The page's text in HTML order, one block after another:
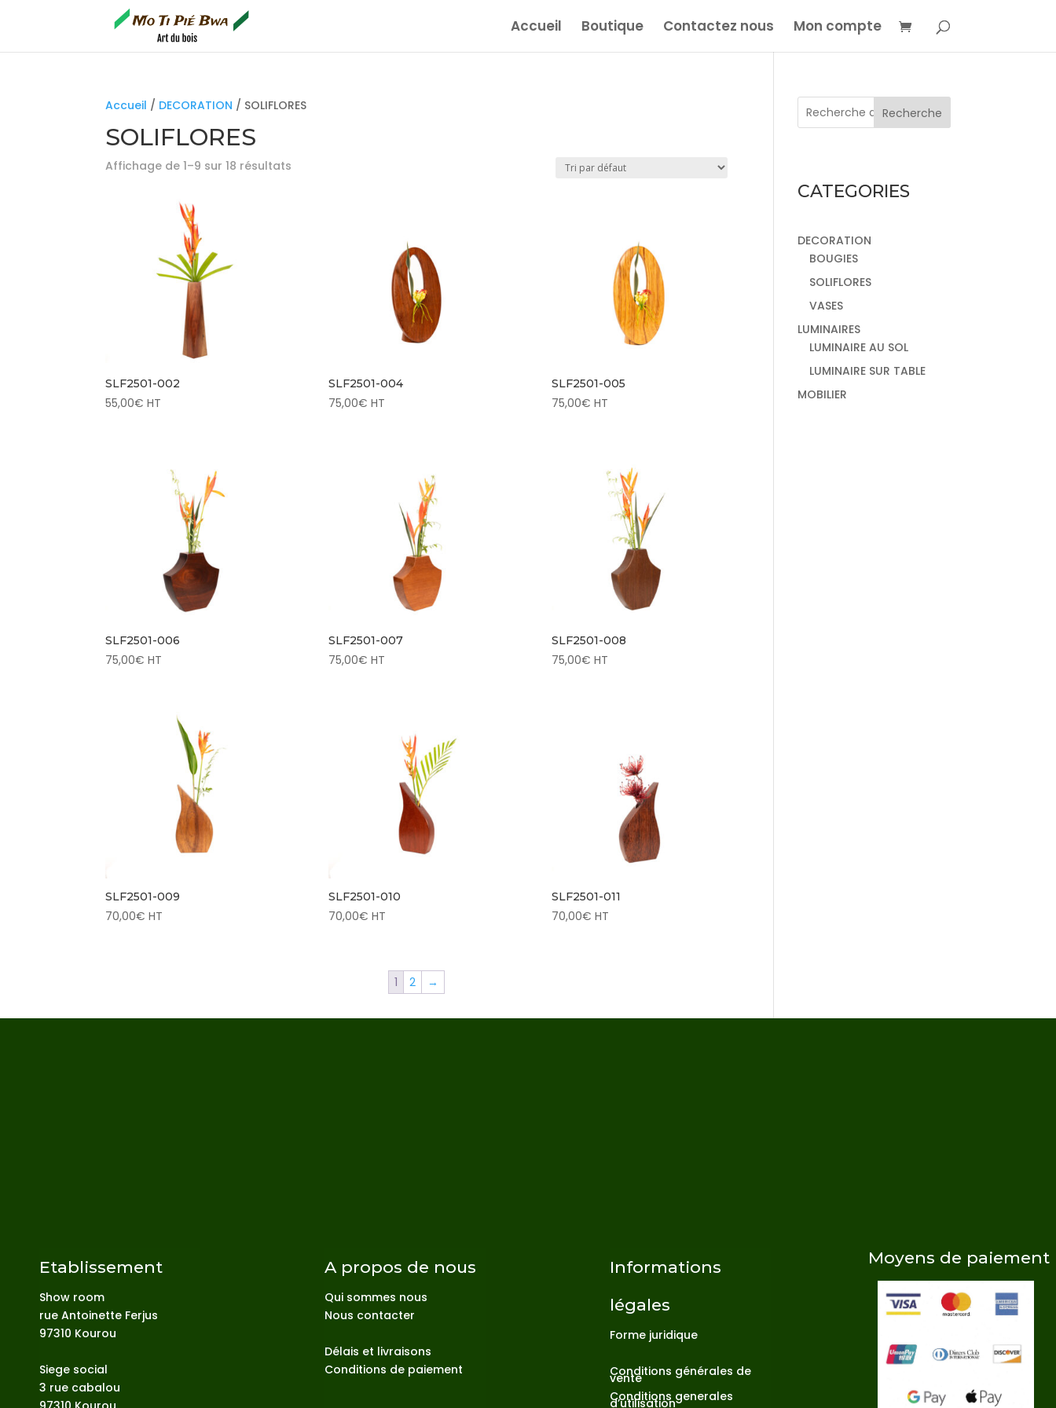
Accueil Boutique Contactez nous Mon compte
Accueil / DECORATION / SOLIFLORES
SOLIFLORES
Affichage de 1–9 sur 18 résultats
SLF2501-002
55,00€ HT
SLF2501-004
75,00€ HT
SLF2501-005
75,00€ HT
SLF2501-006
75,00€ HT
SLF2501-007
75,00€ HT
SLF2501-008
75,00€ HT
SLF2501-009
70,00€ HT
SLF2501-010
70,00€ HT
SLF2501-011
70,00€ HT
1 2 →
Recherche
CATEGORIES
DECORATION
BOUGIES
SOLIFLORES
VASES
LUMINAIRES
LUMINAIRE AU SOL
LUMINAIRE SUR TABLE
MOBILIER
Etablissement
Show room
rue Antoinette Ferjus
97310 Kourou
Siege social
3 rue cabalou
A propos de nous
Qui sommes nous
Nous contacter
Délais et livraisons
Conditions de paiement
Informations
légales
Forme juridique
Conditions générales de
vente
Conditions generales
d’utilisation
Moyens de paiement